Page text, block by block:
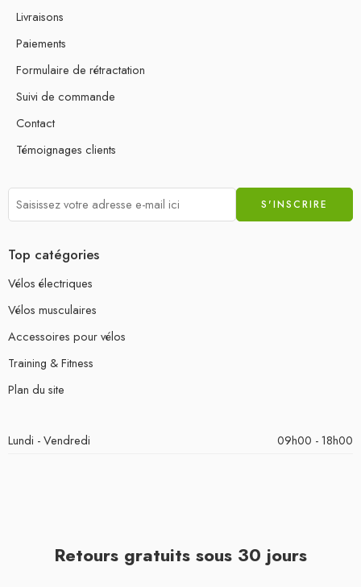
Livraisons
Paiements
Formulaire de rétractation
Suivi de commande
Contact
Témoignages clients
Top catégories
Vélos électriques
Vélos musculaires
Accessoires pour vélos
Training & Fitness
Plan du site
Lundi - Vendredi 09h00 - 18h00
Retours gratuits sous 30 jours